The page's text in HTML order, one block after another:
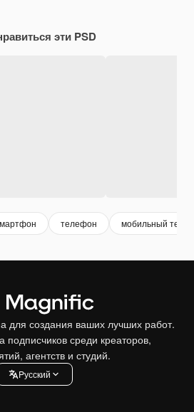
эти PSD
телефон мобильный
для создания ваших лучших работ.
среди креаторов,
агентств и студий.
Pусский